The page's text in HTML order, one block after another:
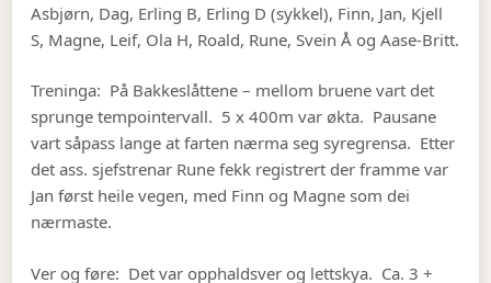
Asbjørn, Dag, Erling B, Erling D (sykkel), Finn, Jan, Kjell
S, Magne, Leif, Ola H, Roald, Rune, Svein Å og Aase-Britt.
Treninga: På Bakkeslåttene – mellom bruene vart det
sprunge tempointervall. 5 x 400m var økta. Pausane
vart såpass lange at farten nærma seg syregrensa. Etter
det ass. sjefstrenar Rune fekk registrert der framme var
Jan først heile vegen, med Finn og Magne som dei
nærmaste.
Ver og føre: Det var opphaldsver og lettskya. Ca. 3 +